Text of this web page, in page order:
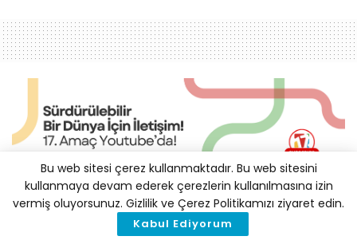
Avusturya’da 300 Bin
Kişinin İşi Doğalgaz Krizi
Bu web sitesi çerez kullanmaktadır. Bu web sitesini
kullanmaya devam ederek çerezlerin kullanılmasına izin
vermiş oluyorsunuz. Gizlilik ve Çerez Politikamızı ziyaret edin.
Kabul Ediyorum